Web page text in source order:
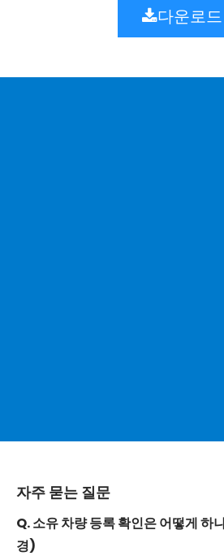
다운로드
자주 묻는 질문
Q. 소유 차량 등록 확인은 어떻게 하
경)